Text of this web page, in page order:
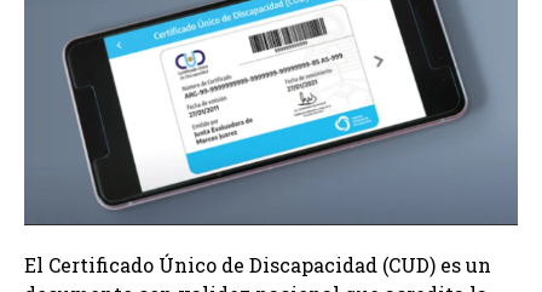
El Certificado Único de Discapacidad (CUD) es un